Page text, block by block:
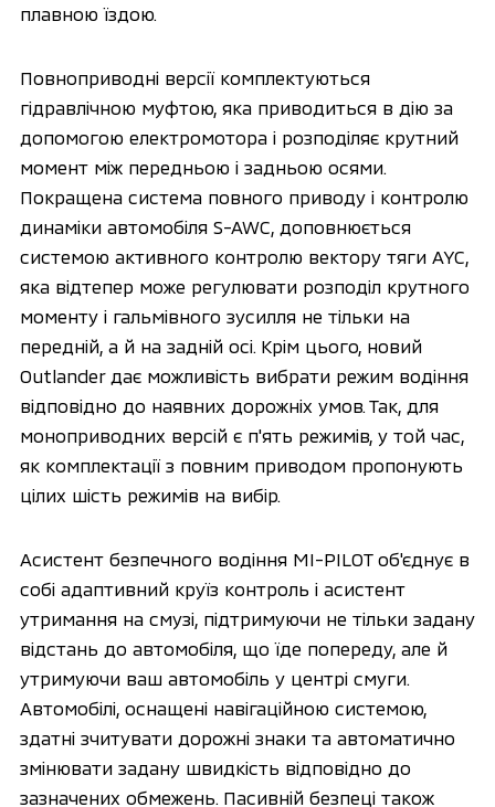
плавною їздою.
Повноприводні версії комплектуються
гідравлічною муфтою, яка приводиться в дію за
допомогою електромотора і розподіляє крутний
момент між передньою і задньою осями.
Покращена система повного приводу і контролю
динаміки автомобіля S-AWC, доповнюється
системою активного контролю вектору тяги AYC,
яка відтепер може регулювати розподіл крутного
моменту і гальмівного зусилля не тільки на
передній, а й на задній осі. Крім цього, новий
Outlander дає можливість вибрати режим водіння
відповідно до наявних дорожніх умов. Так, для
моноприводних версій є п'ять режимів, у той час,
як комплектації з повним приводом пропонують
цілих шість режимів на вибір.
Асистент безпечного водіння MI-PILOT об'єднує в
собі адаптивний круїз контроль і асистент
утримання на смузі, підтримуючи не тільки задану
відстань до автомобіля, що їде попереду, але й
утримуючи ваш автомобіль у центрі смуги.
Автомобілі, оснащені навігаційною системою,
здатні зчитувати дорожні знаки та автоматично
змінювати задану швидкість відповідно до
зазначених обмежень. Пасивній безпеці також